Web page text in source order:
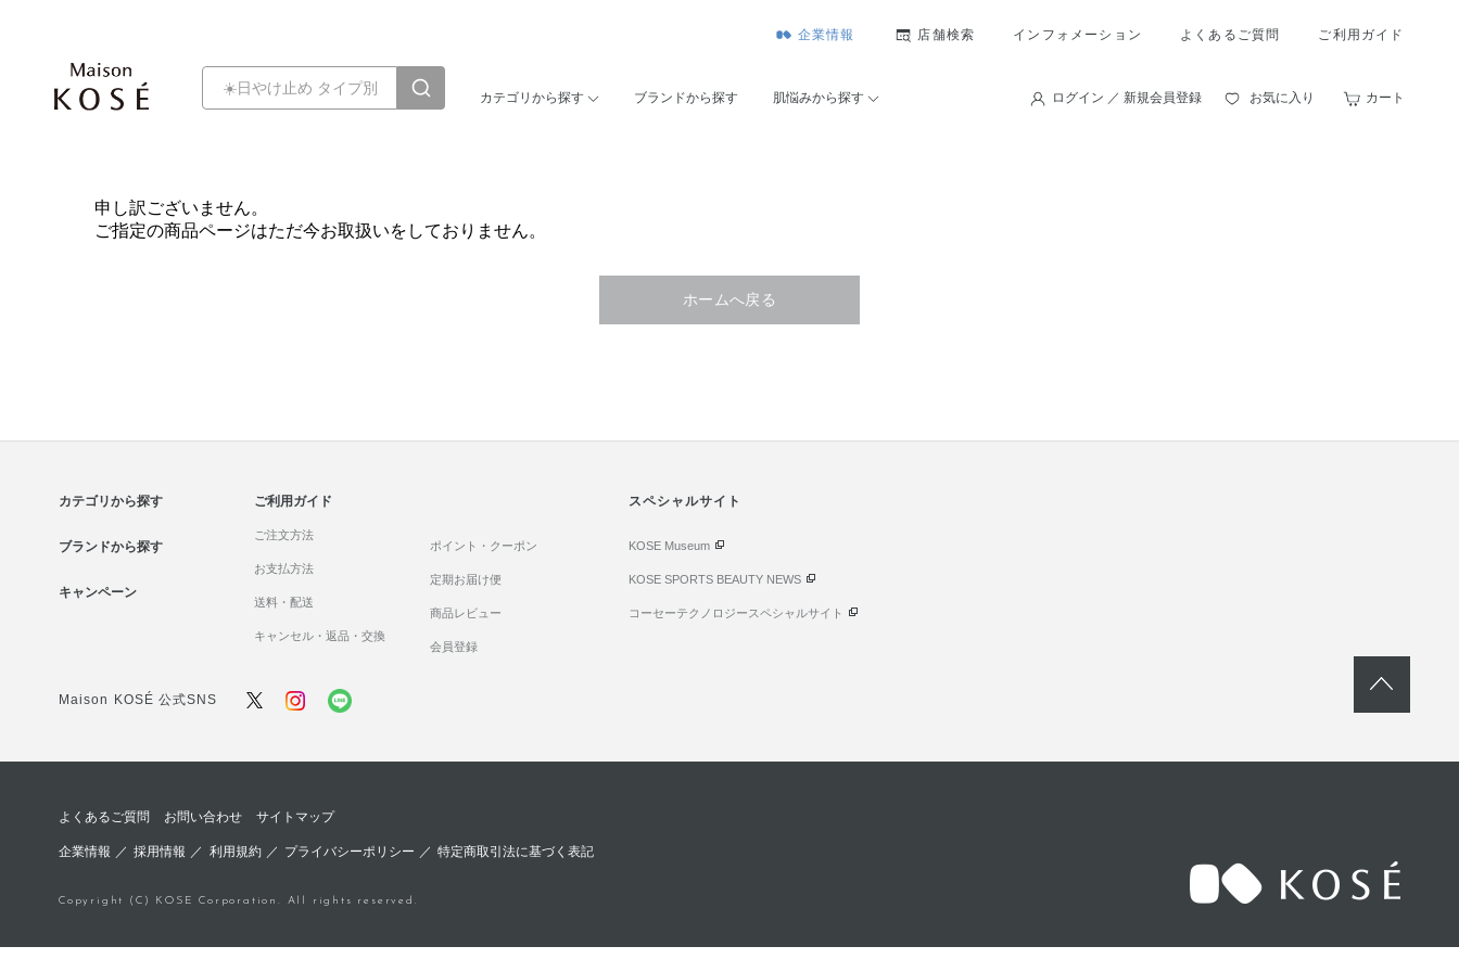
企業情報 店舗検索 インフォメーション よくあるご質問 ご利用ガイド
カテゴリから探す ブランドから探す 肌悩みから探す ログイン ／ 新規会員登録 お気に入り カート
申し訳ございません。
ご指定の商品ページはただ今お取扱いをしておりません。
ホームへ戻る
カテゴリから探す
ブランドから探す
キャンペーン
ご利用ガイド
ご注文方法
お支払方法
送料・配送
キャンセル・返品・交換
ポイント・クーポン
定期お届け便
商品レビュー
会員登録
スペシャルサイト
KOSE Museum
KOSE SPORTS BEAUTY NEWS
コーセーテクノロジースペシャルサイト
Maison KOSÉ 公式SNS
よくあるご質問 お問い合わせ サイトマップ
企業情報 ／採用情報 ／ 利用規約／ プライバシーポリシー ／ 特定商取引法に基づく表記
Copyright (C) KOSE Corporation. All rights reserved.